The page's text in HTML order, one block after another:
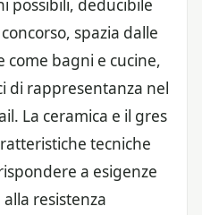
possibili, deducibile
spazia dalle
come bagni e cucine,
di rappresentanza nel
La ceramica e il gres
tecniche
a esigenze
resistenza